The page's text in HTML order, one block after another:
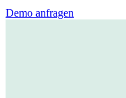
Demo anfragen